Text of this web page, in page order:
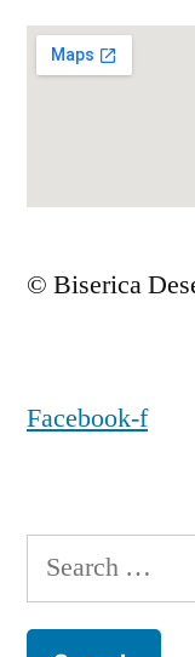
© Biserica
Facebook-f
Search
for: